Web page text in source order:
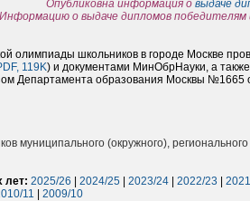
Опубликовна информация о выдаче
Информацию о выдаче дипломов победителям
олимпиады школьников в городе Москве
119K) и документами МинОбрНауки, а
Департамента образования Москвы №1665
муниципального (окружного),
лет: 2025/26 2024/25 2023/24 2022/23
11
2009/10